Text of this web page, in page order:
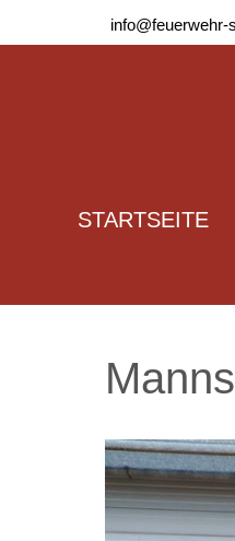
info@feuerwehr-
STARTSEITE